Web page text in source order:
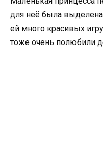
для неё была
ей много красивых
тоже очень полюбили